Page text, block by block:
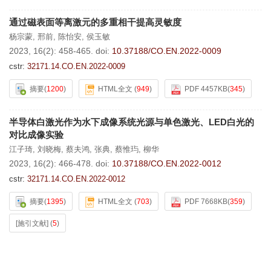
通过磁表面等离激元的多重相干提高灵敏度
杨宗蒙, 邢前, 陈怡安, 侯玉敏
2023, 16(2): 458-465. doi: 10.37188/CO.EN.2022-0009
cstr: 32171.14.CO.EN.2022-0009
摘要(1200) HTML全文 (949) PDF 4457KB(345)
半导体白激光作为水下成像系统光源与单色激光、LED白光的
对比成像实验
江子琦, 刘晓梅, 蔡夫鸿, 张典, 蔡惟玙, 柳华
2023, 16(2): 466-478. doi: 10.37188/CO.EN.2022-0012
cstr: 32171.14.CO.EN.2022-0012
摘要(1395) HTML全文 (703) PDF 7668KB(359)
[施引文献] (5)